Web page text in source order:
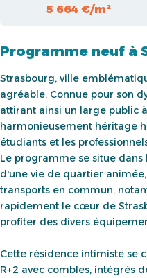
5 664 €/m²
Programme neuf à
Strasbourg, ville
agréable. Connue pour son
attirant ainsi un large public
harmonieusement héritage
étudiants et les
Le programme se situe
d'une vie de quartier
transports en commun,
rapidement le cœur de
profiter des divers
Cette résidence intimiste se
R+2 avec combles, intégrés